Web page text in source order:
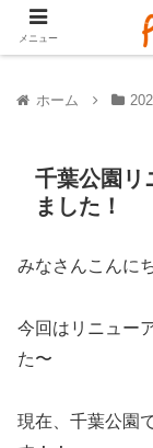
ホーム
千葉公園リ
ました！
みなさんこんに
今回はリニュー
た〜
現在、千葉公園
メニュー